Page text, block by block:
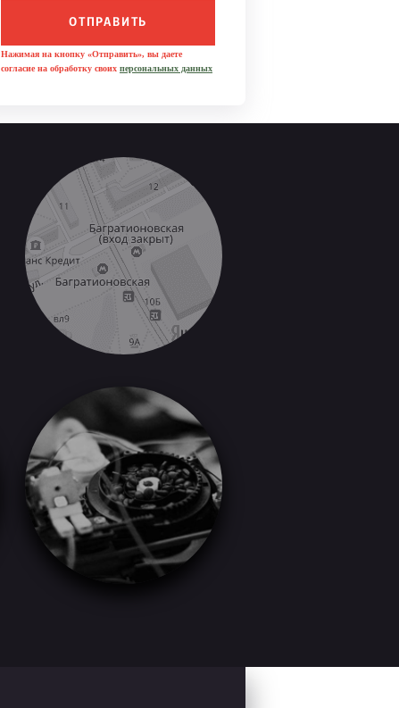
ОТПРАВИТЬ
Нажимая на кнопку «Отправить», вы даете
согласие на обработку своих персональных данных